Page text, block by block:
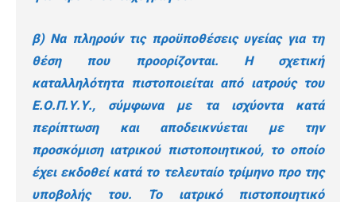
β) Να πληρούν τις προϋποθέσεις υγείας για τη
θέση που προορίζονται. Η σχετική
καταλληλότητα πιστοποιείται από ιατρούς του
Ε.Ο.Π.Υ.Υ., σύμφωνα με τα ισχύοντα κατά
περίπτωση και αποδεικνύεται με την
προσκόμιση ιατρικού πιστοποιητικού, το οποίο
έχει εκδοθεί κατά το τελευταίο τρίμηνο προ της
υποβολής του. Το ιατρικό πιστοποιητικό